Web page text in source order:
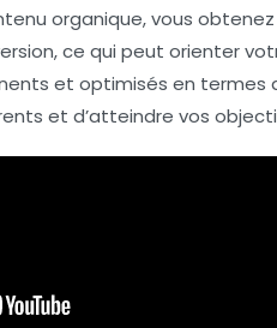
organique, vous
ce qui peut orienter
et optimisés en termes
et d’atteindre vos